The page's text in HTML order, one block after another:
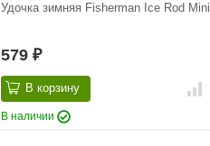
Удочка зимняя Fisherman Ice Rod Mini
579 ₽
В корзину
В наличии